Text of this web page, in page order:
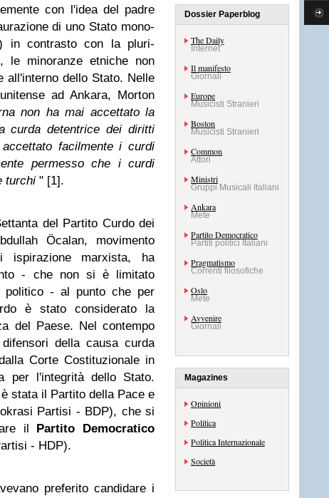
con l'idea del padre
di uno Stato mono-
in contrasto con la pluri-
le minoranze etniche non
all'interno dello Stato. Nelle
ad Ankara, Morton
non ha mai accettato la
curda detentrice dei diritti
facilmente i curdi
permesso che i curdi
turchi " [1].
del Partito Curdo dei
Öcalan, movimento
ispirazione marxista, ha
- che non si è limitato
politico - al punto che per
è stato considerato la
del Paese. Nel contempo
della causa curda
Corte Costituzionale in
per l'integrità dello Stato.
stata il Partito della Pace e
Partisi - BDP), che si
il Partito Democratico
- HDP).
preferito candidare i
Dossier Paperblog
The Daily
Internet
Il manifesto
Giornali
Europe
Musicisti Stranieri
Boston
Musicisti Stranieri
Common
Attori
Ministri
Gruppi Musicali Italiani
Ankara
Mete
Partito Democratico
Partiti politici Italiani
Pragmatismo
Correnti filosofiche
Oslo
Mete
Avvenire
Giornali
Magazines
Opinioni
Politica
Politica Internazionale
Società